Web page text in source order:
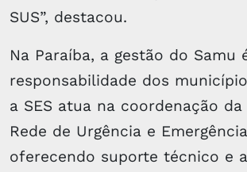
SUS”, destacou.
Na Paraíba, a gestão do Samu
responsabilidade dos
a SES atua na coordenação
Rede de Urgência e
oferecendo suporte técnico e